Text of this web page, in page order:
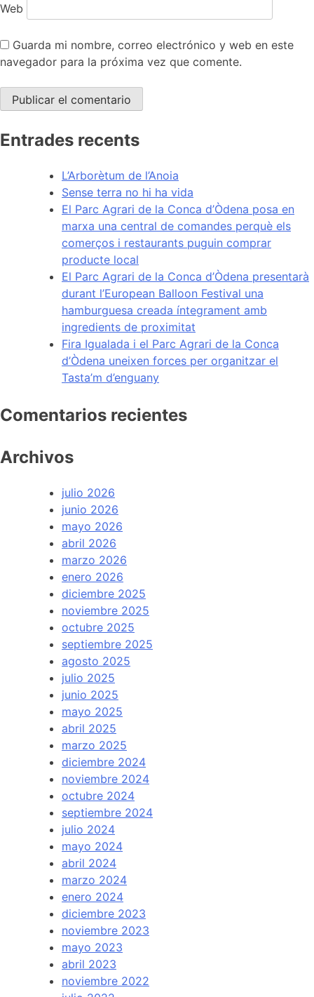
Web
Guarda mi nombre, correo electrónico y web en este
navegador para la próxima vez que comente.
Entrades recents
L’Arborètum de l’Anoia
Sense terra no hi ha vida
El Parc Agrari de la Conca d’Òdena posa en
marxa una central de comandes perquè els
comerços i restaurants puguin comprar
producte local
El Parc Agrari de la Conca d’Òdena presentarà
durant l’European Balloon Festival una
hamburguesa creada íntegrament amb
ingredients de proximitat
Fira Igualada i el Parc Agrari de la Conca
d’Òdena uneixen forces per organitzar el
Tasta’m d’enguany
Comentarios recientes
Archivos
julio 2026
junio 2026
mayo 2026
abril 2026
marzo 2026
enero 2026
diciembre 2025
noviembre 2025
octubre 2025
septiembre 2025
agosto 2025
julio 2025
junio 2025
mayo 2025
abril 2025
marzo 2025
diciembre 2024
noviembre 2024
octubre 2024
septiembre 2024
julio 2024
mayo 2024
abril 2024
marzo 2024
enero 2024
diciembre 2023
noviembre 2023
mayo 2023
abril 2023
noviembre 2022